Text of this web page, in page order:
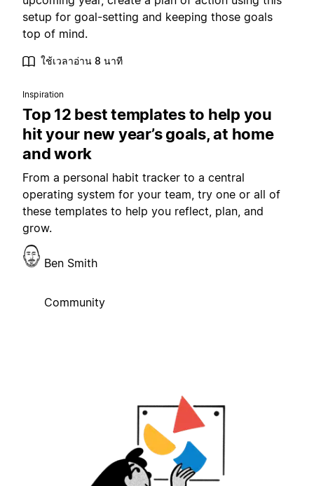
setup for goal-setting and keeping those goals
top of mind.
ใช้เวลาอ่าน 8 นาที
Inspiration
Top 12 best templates to help you
hit your new year’s goals, at home
and work
From a personal habit tracker to a central
operating system for your team, try one or all of
these templates to help you reflect, plan, and
grow.
Ben Smith
Community